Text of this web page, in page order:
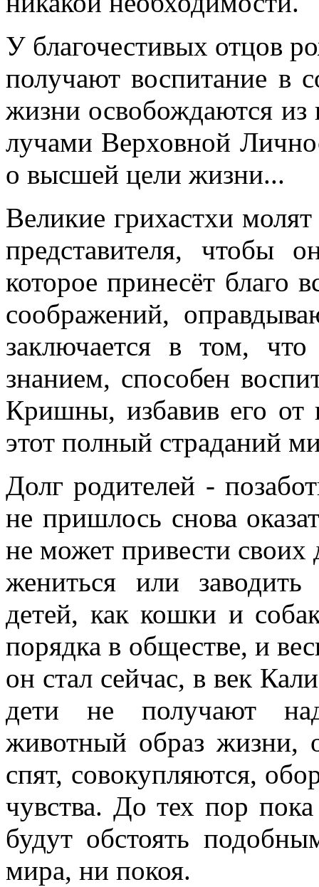
У благочестивых отцов
получают воспитание в
жизни освобождаются из
лучами Верховной
о высшей цели жизни...
Великие грихастхи
представителя, чтобы
которое принесёт благо
соображений,
заключается в том,
знанием, способен
Кришны, избавив его от
этот полный страданий
Долг родителей -
не пришлось снова
не может привести
жениться или
детей, как кошки и
порядка в обществе, и
он стал сейчас, в век
дети не получают
животный образ жизни,
спят, совокупляются,
чувства. До тех пор
будут обстоять
мира, ни покоя.